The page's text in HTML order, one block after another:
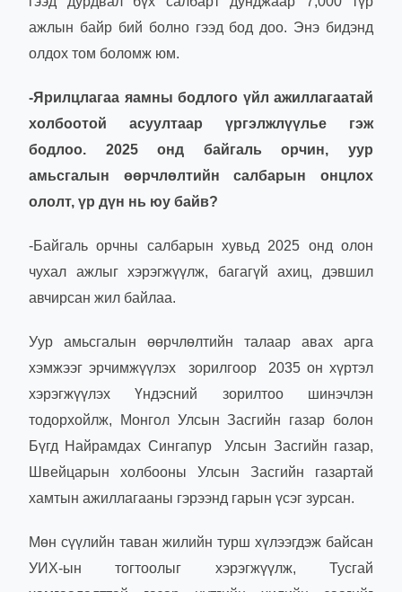
ажлын байр бий болно гээд бод доо. Энэ бидэнд
олдох том боломж юм.
-Ярилцлагаа яамны бодлого үйл ажиллагаатай
холбоотой асуултаар үргэлжлүүлье гэж
бодлоо. 2025 онд байгаль орчин, уур
амьсгалын өөрчлөлтийн салбарын онцлох
ололт, үр дүн нь юу байв?
-Байгаль орчны салбарын хувьд 2025 онд олон
чухал ажлыг хэрэгжүүлж, багагүй ахиц, дэвшил
авчирсан жил байлаа.
Уур амьсгалын өөрчлөлтийн талаар авах арга
хэмжээг эрчимжүүлэх зорилгоор 2035 он хүртэл
хэрэгжүүлэх Үндэсний зорилтоо шинэчлэн
тодорхойлж, Монгол Улсын Засгийн газар болон
Бүгд Найрамдах Сингапур Улсын Засгийн газар,
Швейцарын холбооны Улсын Засгийн газартай
хамтын ажиллагааны гэрээнд гарын үсэг зурсан.
Мөн сүүлийн таван жилийн турш хүлээгдэж байсан
УИХ-ын тогтоолыг хэрэгжүүлж, Тусгай